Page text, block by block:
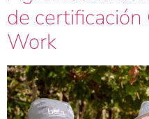
de certificación
Work